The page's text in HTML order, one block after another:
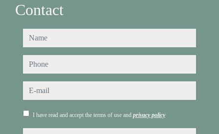
Contact
name
phone
e-mail
I have read and accept the terms of use and privacy policy